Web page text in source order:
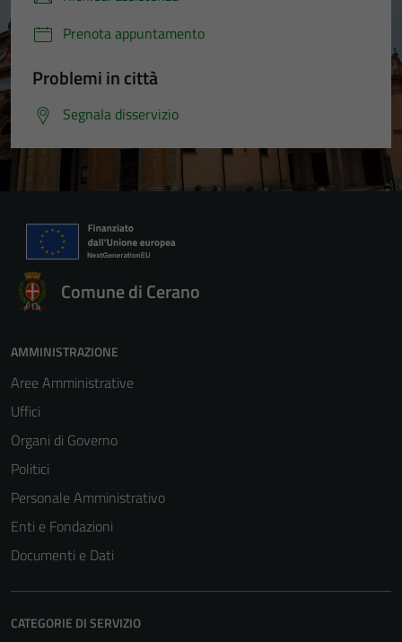
Prenota appuntamento
Problemi in città
Segnala disservizio
Comune di Cerano
AMMINISTRAZIONE
Aree Amministrative
Uffici
Organi di Governo
Politici
Personale Amministrativo
Enti e Fondazioni
Documenti e Dati
CATEGORIE DI SERVIZIO